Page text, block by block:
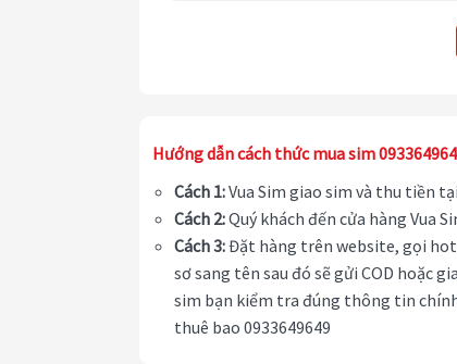
Hướng dẫn cách thức mua sim
Cách 1:Vua Sim giao sim và thu tiền
Cách 2:Quý khách đến cửa hàng Vua
Cách 3:Đặt hàng trên website, gọi
sơ sang tên sau đó sẽ gửi COD hoặc
sim bạn kiểm tra đúng thông tin
thuê bao 0933649649